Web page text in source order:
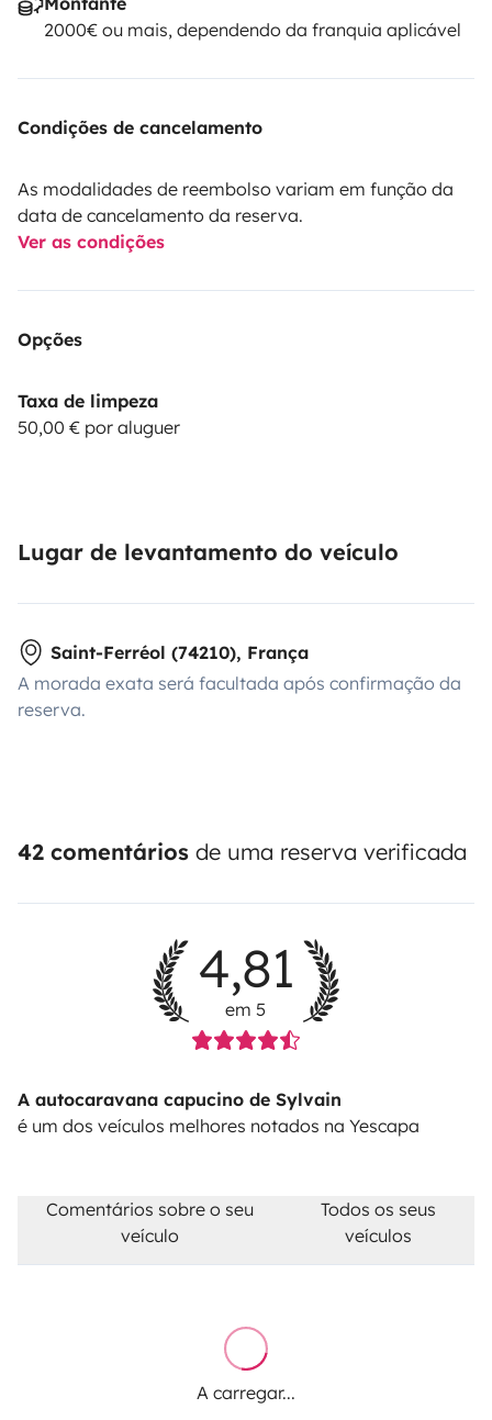
2000€ ou mais, dependendo da franquia aplicável
Condições de cancelamento
As modalidades de reembolso variam em função da
data de cancelamento da reserva.
Ver as condições
Opções
Taxa de limpeza
50,00 € por aluguer
Lugar de levantamento do veículo
Saint-Ferréol (74210), França
A morada exata será facultada após confirmação da
reserva.
42 comentários de uma reserva verificada
4,81
em 5
A autocaravana capucino de Sylvain
é um dos veículos melhores notados na Yescapa
Comentários sobre o seu
veículo
Todos os seus
veículos
A carregar...